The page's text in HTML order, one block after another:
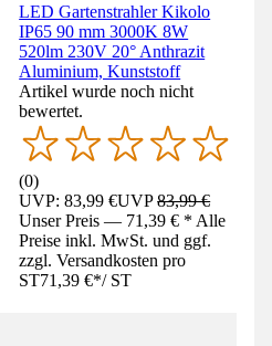
LED Gartenstrahler Kikolo
IP65 90 mm 3000K 8W
520lm 230V 20° Anthrazit
Aluminium, Kunststoff
Artikel wurde noch nicht
bewertet.
(0)
UVP: 83,99 €UVP83,99 €
Unser Preis — 71,39 € * Alle
Preise inkl. MwSt. und ggf.
zzgl. Versandkosten pro
ST71,39 €*/ ST